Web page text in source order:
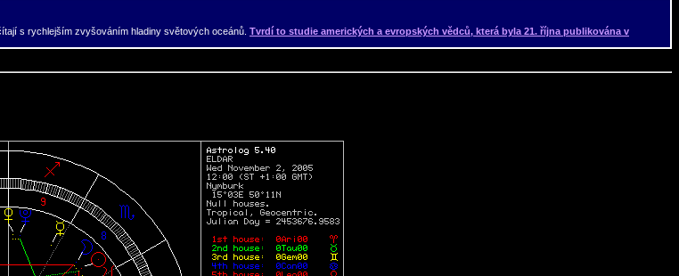
s rychlejším zvyšováním hladiny světových oceánů. Tvrdí to studie amerických a evropských vědců, která byla 21. října publikována v